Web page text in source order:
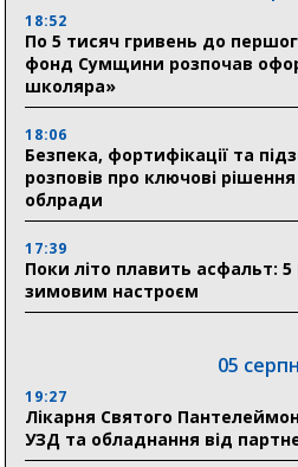
18:52
По 5 тисяч гривень до
фонд Сумщини розпочав
школяра»
18:06
Безпека, фортифікації та
розповів про ключові рішення
облради
17:39
Поки літо плавить асфальт: 5
зимовим настроєм
05
19:27
Лікарня Святого
УЗД та обладнання від